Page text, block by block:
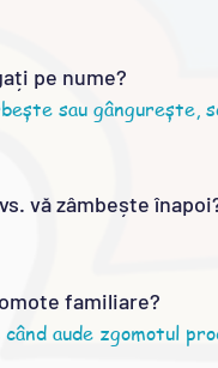
pe nume?
sau
vă zâmbește
familiare?
aude zgomotul